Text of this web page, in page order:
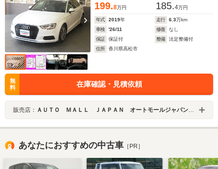
199.8万円 185.4万円
年式 2019年 走行 6.3万km
車検
'26/11 修復
なし
保証
保証付 整備
法定整備付
住所
香川県高松市
無
料
在庫確認・見積依頼
販売店： ＡＵＴＯ ＭＡＬＬ ＪＡＰＡＮ オートモールジャパン株式会社
あなたにおすすめの中古車 ［PR］